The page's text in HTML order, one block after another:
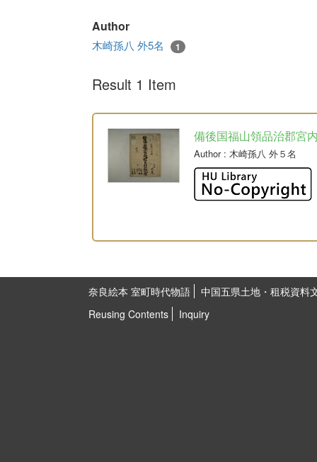
Author
木崎孫八 外5名 1
Result 1 Item
備後国福山領品治郡宮
Author: 木崎孫八 外５名
奈良絵本 室町時代物語
中国五県土地・租税資料
Reusing Contents
Inquiry